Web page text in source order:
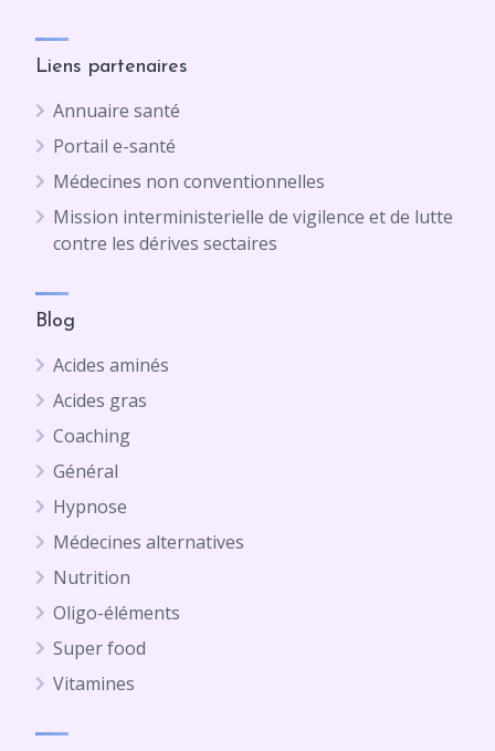
Liens partenaires
Annuaire santé
Portail e-santé
Médecines non conventionnelles
Mission interministerielle de vigilence et de lutte
contre les dérives sectaires
Blog
Acides aminés
Acides gras
Coaching
Général
Hypnose
Médecines alternatives
Nutrition
Oligo-éléments
Super food
Vitamines